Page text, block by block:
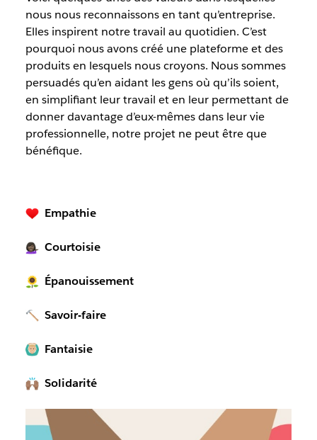
nous nous reconnaissons en tant qu’entreprise.
Elles inspirent notre travail au quotidien. C’est
pourquoi nous avons créé une plateforme et des
produits en lesquels nous croyons. Nous sommes
persuadés qu’en aidant les gens où qu’ils soient,
en simplifiant leur travail et en leur permettant de
donner davantage d’eux-mêmes dans leur vie
professionnelle, notre projet ne peut être que
bénéfique.
Empathie
Courtoisie
Épanouissement
Savoir-faire
Fantaisie
Solidarité